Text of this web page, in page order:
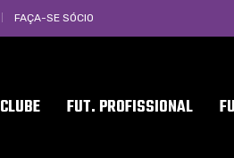
FAÇA-SE SÓCIO
CLUBE FUT. PROFISSIONAL